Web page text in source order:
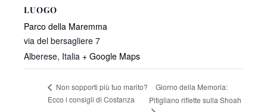
LUOGO
Parco della Maremma
via del bersagliere 7
Alberese, Italia + Google Maps
Non sopporti più tuo marito?
Ecco i consigli di Costanza
Giorno della Memoria:
Pitigliano riflette sulla Shoah